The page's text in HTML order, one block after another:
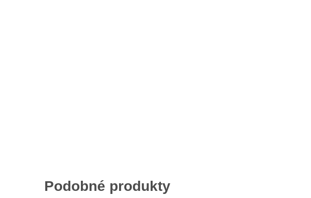
Podobné produkty